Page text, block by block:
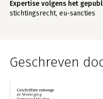
Expertise volgens het
stichtingsrecht, eu-sancties
Geschreven